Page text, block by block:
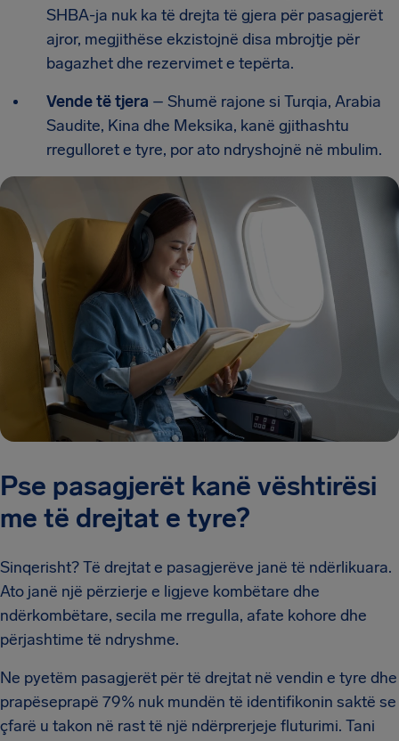
SHBA-ja nuk ka të drejta të gjera për pasagjerët
ajror, megjithëse ekzistojnë disa mbrojtje për
bagazhet dhe rezervimet e tepërta.
Vende të tjera – Shumë rajone si Turqia, Arabia
Saudite, Kina dhe Meksika, kanë gjithashtu
rregulloret e tyre, por ato ndryshojnë në mbulim.
Pse pasagjerët kanë vështirësi
me të drejtat e tyre?
Sinqerisht? Të drejtat e pasagjerëve janë të ndërlikuara.
Ato janë një përzierje e ligjeve kombëtare dhe
ndërkombëtare, secila me rregulla, afate kohore dhe
përjashtime të ndryshme.
Ne pyetëm pasagjerët për të drejtat në vendin e tyre dhe
prapëseprapë 79% nuk mundën të identifikonin saktë se
çfarë u takon në rast të një ndërprerjeje fluturimi. Tani